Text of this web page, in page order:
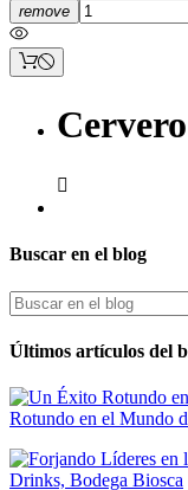
remove
Cervero

PRODUCTOR
€
Formato
1 litro 2
Buscar en el blog
Últimos artículos del
Rotundo en el Mundo